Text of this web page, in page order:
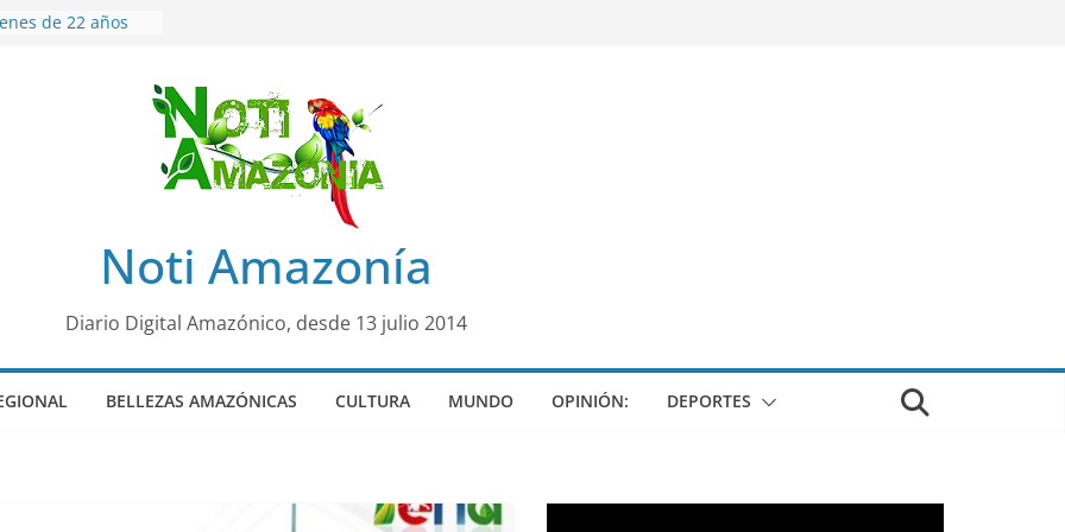
de 22 años
nueva reina por
de dormir mal en
Noti Amazonía
Diario Digital Amazónico, desde 13 julio 2014
BELLEZAS AMAZÓNICAS CULTURA MUNDO OPINIÓN: DEPORTES